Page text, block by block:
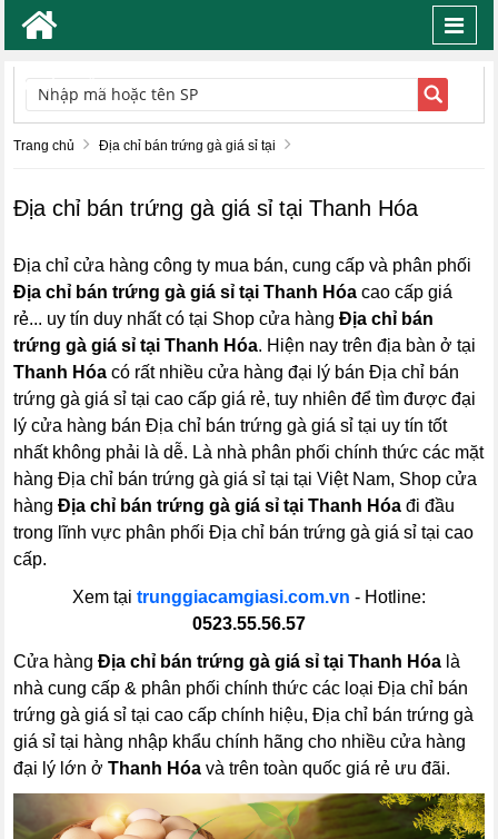
TÌM KIẾM
Trang chủ Địa chỉ bán trứng gà giá sỉ tại
Địa chỉ bán trứng gà giá sỉ tại Thanh Hóa
Địa chỉ cửa hàng công ty mua bán, cung cấp và phân phối
Địa chỉ bán trứng gà giá sỉ tại Thanh Hóa cao cấp giá
rẻ... uy tín duy nhất có tại Shop cửa hàngĐịa chỉ bán
trứng gà giá sỉ tại Thanh Hóa. Hiện nay trên địa bàn ở tại
Thanh Hóa có rất nhiều cửa hàng đại lý bán Địa chỉ bán
trứng gà giá sỉ tại cao cấp giá rẻ, tuy nhiên để tìm được đại
lý cửa hàng bán Địa chỉ bán trứng gà giá sỉ tại uy tín tốt
nhất không phải là dễ. Là nhà phân phối chính thức các mặt
hàng Địa chỉ bán trứng gà giá sỉ tại tại Việt Nam, Shop cửa
hàngĐịa chỉ bán trứng gà giá sỉ tại Thanh Hóa đi đầu
trong lĩnh vực phân phối Địa chỉ bán trứng gà giá sỉ tại cao
cấp.
Xem tại trunggiacamgiasi.com.vn - Hotline:
0523.55.56.57
Cửa hàngĐịa chỉ bán trứng gà giá sỉ tại Thanh Hóa là
nhà cung cấp & phân phối chính thức các loại Địa chỉ bán
trứng gà giá sỉ tại cao cấp chính hiệu, Địa chỉ bán trứng gà
giá sỉ tại hàng nhập khẩu chính hãng cho nhiều cửa hàng
đại lý lớn ởThanh Hóa và trên toàn quốc giá rẻ ưu đãi.